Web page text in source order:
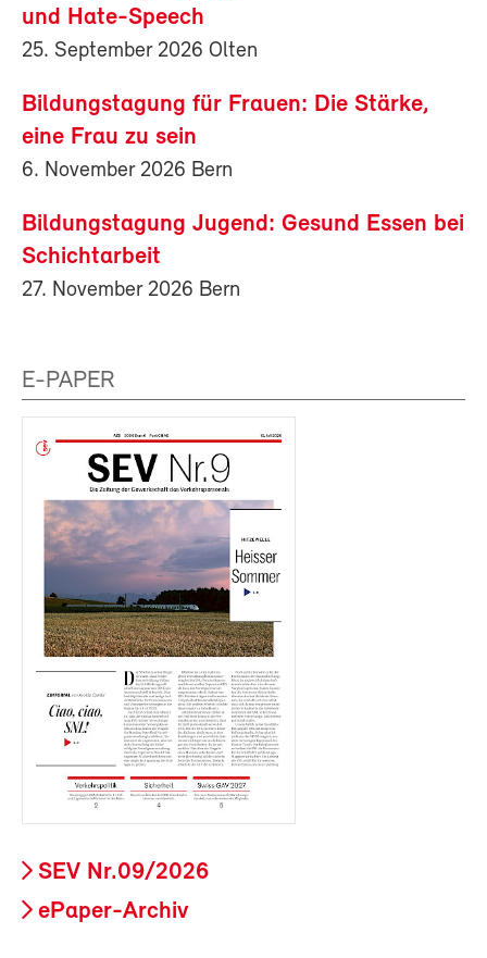
und Hate-Speech
25. September 2026 Olten
Bildungstagung für Frauen: Die Stärke,
eine Frau zu sein
6. November 2026 Bern
Bildungstagung Jugend: Gesund Essen bei
Schichtarbeit
27. November 2026 Bern
E-PAPER
SEV Nr.09/2026
ePaper-Archiv